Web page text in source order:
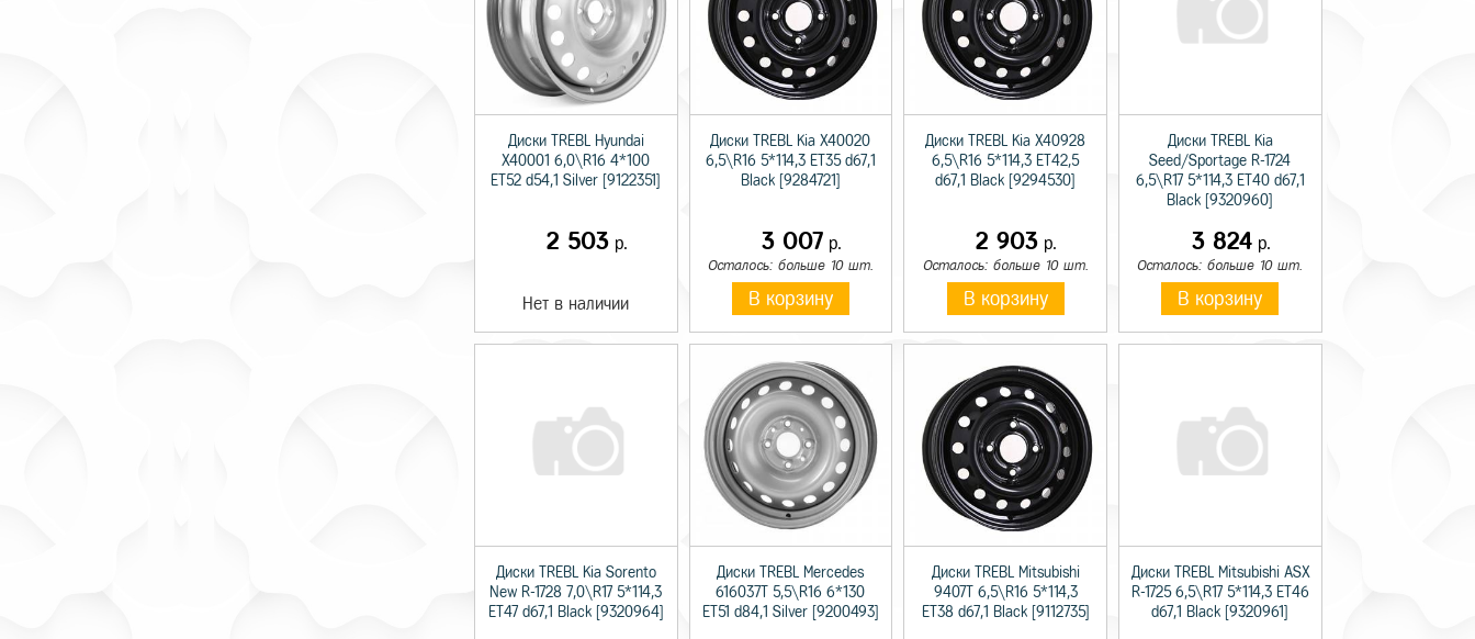
Диски TREBL Hyundai
X40001 6,0\R16 4*100
ET52 d54,1 Silver [9122351]
2 503р.
Нет в наличии
Диски TREBL Kia X40020
6,5\R16 5*114,3 ET35 d67,1
Black [9284721]
3 007 р.
Осталось: больше 10 шт.
В корзину
Диски TREBL Kia X40928
6,5\R16 5*114,3 ET42,5
d67,1 Black [9294530]
2 903 р.
Осталось: больше 10 шт.
В корзину
Диски TREBL Kia
Seed/Sportage R-1724
6,5\R17 5*114,3 ET40 d67,1
Black [9320960]
3 824р.
Осталось: больше 10 шт.
В корзину
Диски TREBL Kia Sorento
New R-1728 7,0\R17 5*114,3
ET47 d67,1 Black [9320964]
Диски TREBL Mercedes
616037T 5,5\R16 6*130
ET51 d84,1 Silver [9200493]
Диски TREBL Mitsubishi
9407T 6,5\R16 5*114,3
ET38 d67,1 Black [9112735]
Диски TREBL Mitsubishi ASX
R-1725 6,5\R17 5*114,3 ET46
d67,1 Black [9320961]